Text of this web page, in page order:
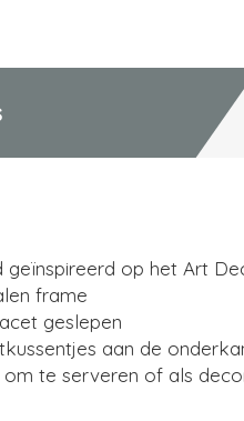
geïnspireerd op het Art
frame
geslepen
aan de
te serveren of als